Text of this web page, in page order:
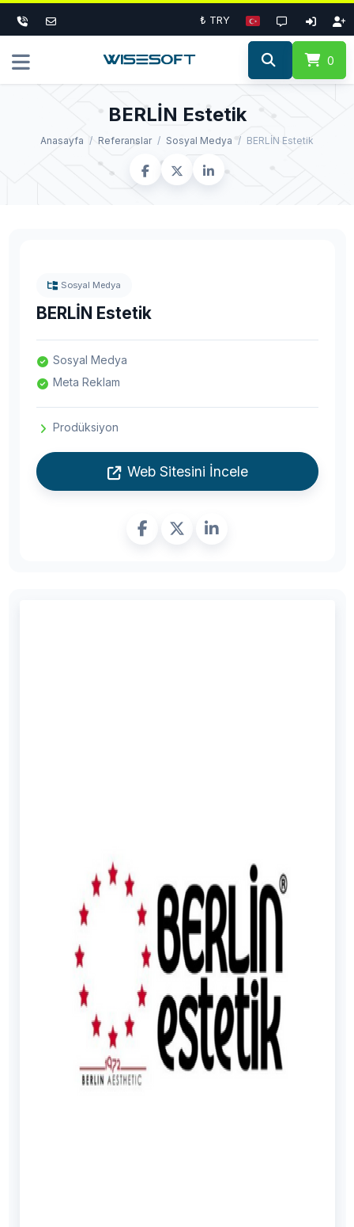
₺ TRY
0
BERLİN Estetik
Anasayfa Referanslar Sosyal Medya BERLİN Estetik
Sosyal Medya
BERLİN Estetik
Sosyal Medya
Meta Reklam
Prodüksiyon
Web Sitesini İncele